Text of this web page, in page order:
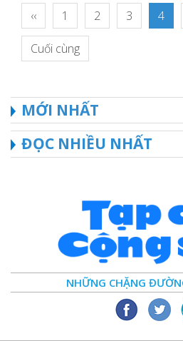
‹‹ 1 2 3 4
Cuối cùng
MỚI NHẤT
ĐỌC NHIỀU NHẤT
NHỮNG CHẶNG